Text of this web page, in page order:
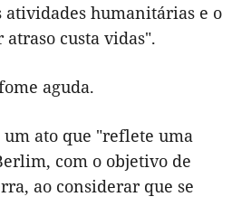
humanitárias e o
custa vidas".
aguda.
um ato que "reflete uma
com o objetivo de
ao considerar que se